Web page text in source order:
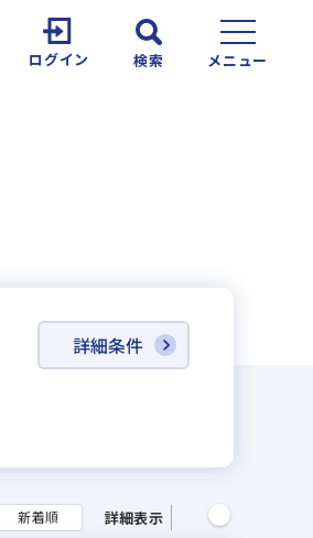
ログイン 検索 メニュー
詳細条件
新着順 詳細表示